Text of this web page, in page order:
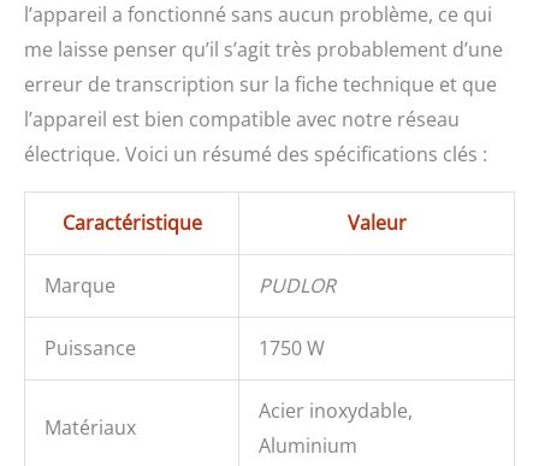
l’appareil a fonctionné sans aucun problème, ce qui
me laisse penser qu’il s’agit très probablement d’une
erreur de transcription sur la fiche technique et que
l’appareil est bien compatible avec notre réseau
électrique. Voici un résumé des spécifications clés :
Caractéristique Valeur
Marque PUDLOR
Puissance 1750 W
Matériaux
Acier inoxydable,
Aluminium